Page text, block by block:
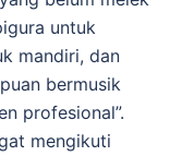
untuk
mandiri, dan
bermusik
profesional”.
mengikuti